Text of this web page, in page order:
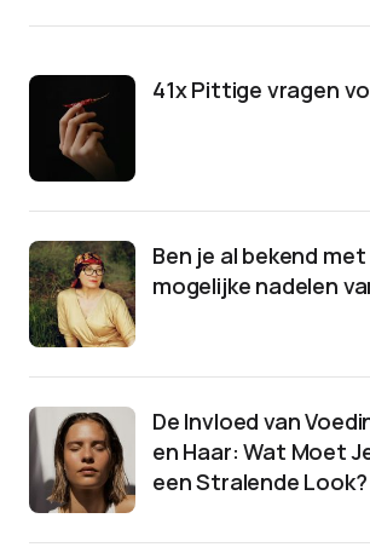
41x Pittige vragen
Ben je al bekend
mogelijke nadelen
De Invloed van
en Haar: Wat Moet
een Stralende Look?